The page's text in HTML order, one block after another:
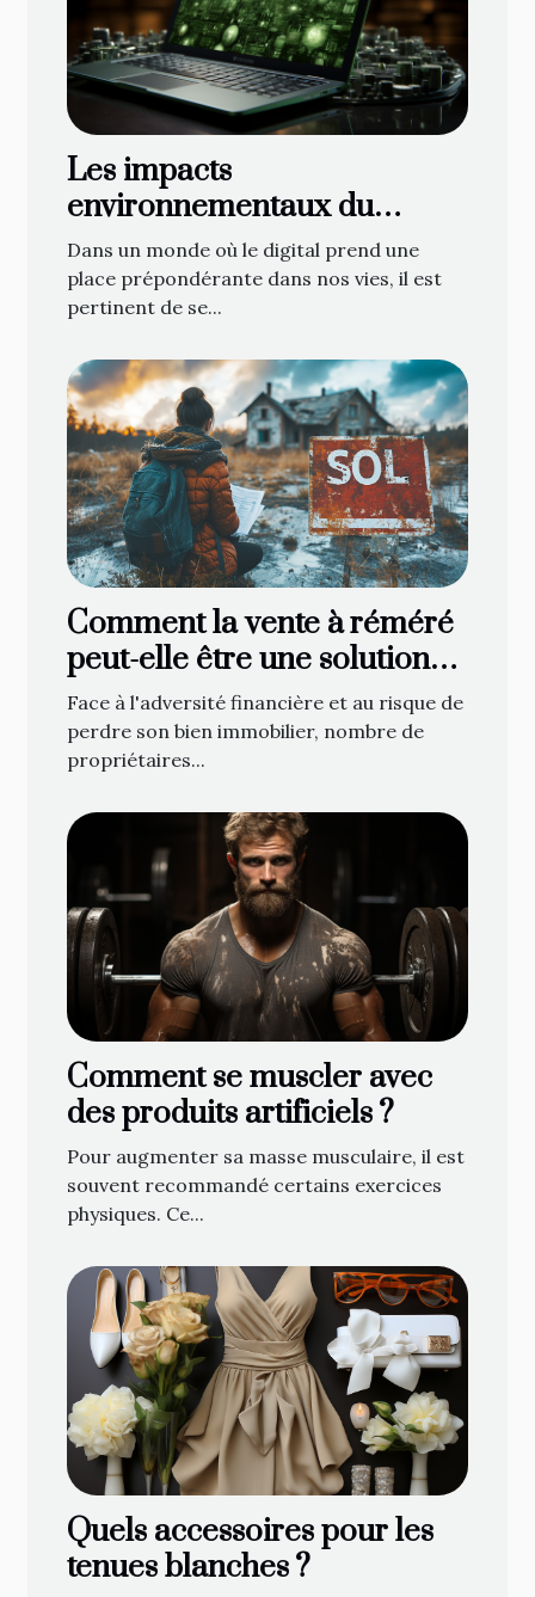
Les impacts
environnementaux du
marketing numérique
Dans un monde où le digital prend une
place prépondérante dans nos vies, il est
pertinent de se...
Comment la vente à réméré
peut-elle être une solution
face à la saisie immobilière ?
Face à l'adversité financière et au risque de
perdre son bien immobilier, nombre de
propriétaires...
Comment se muscler avec
des produits artificiels ?
Pour augmenter sa masse musculaire, il est
souvent recommandé certains exercices
physiques. Ce...
Quels accessoires pour les
tenues blanches ?